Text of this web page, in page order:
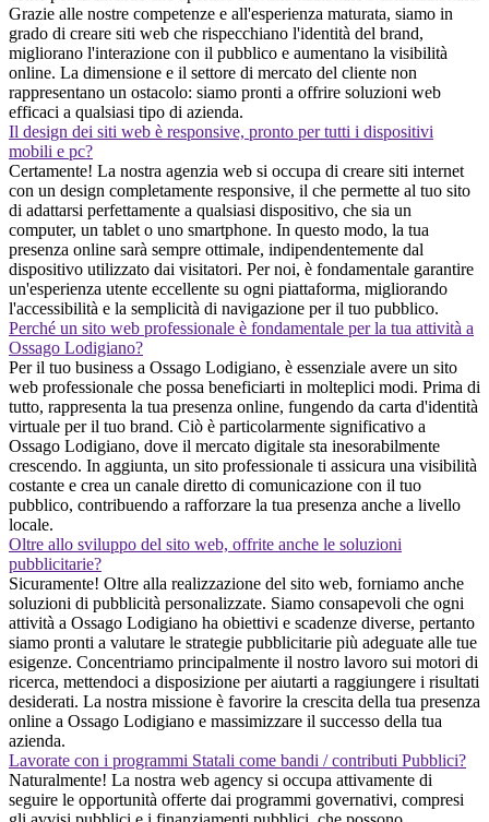
Grazie alle nostre competenze e all'esperienza maturata, siamo in
grado di creare siti web che rispecchiano l'identità del brand,
migliorano l'interazione con il pubblico e aumentano la visibilità
online. La dimensione e il settore di mercato del cliente non
rappresentano un ostacolo: siamo pronti a offrire soluzioni web
efficaci a qualsiasi tipo di azienda.
Il design dei siti web è responsive, pronto per tutti i dispositivi
mobili e pc?
Certamente! La nostra agenzia web si occupa di creare siti internet
con un design completamente responsive, il che permette al tuo sito
di adattarsi perfettamente a qualsiasi dispositivo, che sia un
computer, un tablet o uno smartphone. In questo modo, la tua
presenza online sarà sempre ottimale, indipendentemente dal
dispositivo utilizzato dai visitatori. Per noi, è fondamentale garantire
un'esperienza utente eccellente su ogni piattaforma, migliorando
l'accessibilità e la semplicità di navigazione per il tuo pubblico.
Perché un sito web professionale è fondamentale per la tua attività a
Ossago Lodigiano?
Per il tuo business a Ossago Lodigiano, è essenziale avere un sito
web professionale che possa beneficiarti in molteplici modi. Prima di
tutto, rappresenta la tua presenza online, fungendo da carta d'identità
virtuale per il tuo brand. Ciò è particolarmente significativo a
Ossago Lodigiano, dove il mercato digitale sta inesorabilmente
crescendo. In aggiunta, un sito professionale ti assicura una visibilità
costante e crea un canale diretto di comunicazione con il tuo
pubblico, contribuendo a rafforzare la tua presenza anche a livello
locale.
Oltre allo sviluppo del sito web, offrite anche le soluzioni
pubblicitarie?
Sicuramente! Oltre alla realizzazione del sito web, forniamo anche
soluzioni di pubblicità personalizzate. Siamo consapevoli che ogni
attività a Ossago Lodigiano ha obiettivi e scadenze diverse, pertanto
siamo pronti a valutare le strategie pubblicitarie più adeguate alle tue
esigenze. Concentriamo principalmente il nostro lavoro sui motori di
ricerca, mettendoci a disposizione per aiutarti a raggiungere i risultati
desiderati. La nostra missione è favorire la crescita della tua presenza
online a Ossago Lodigiano e massimizzare il successo della tua
azienda.
Lavorate con i programmi Statali come bandi / contributi Pubblici?
Naturalmente! La nostra web agency si occupa attivamente di
seguire le opportunità offerte dai programmi governativi, compresi